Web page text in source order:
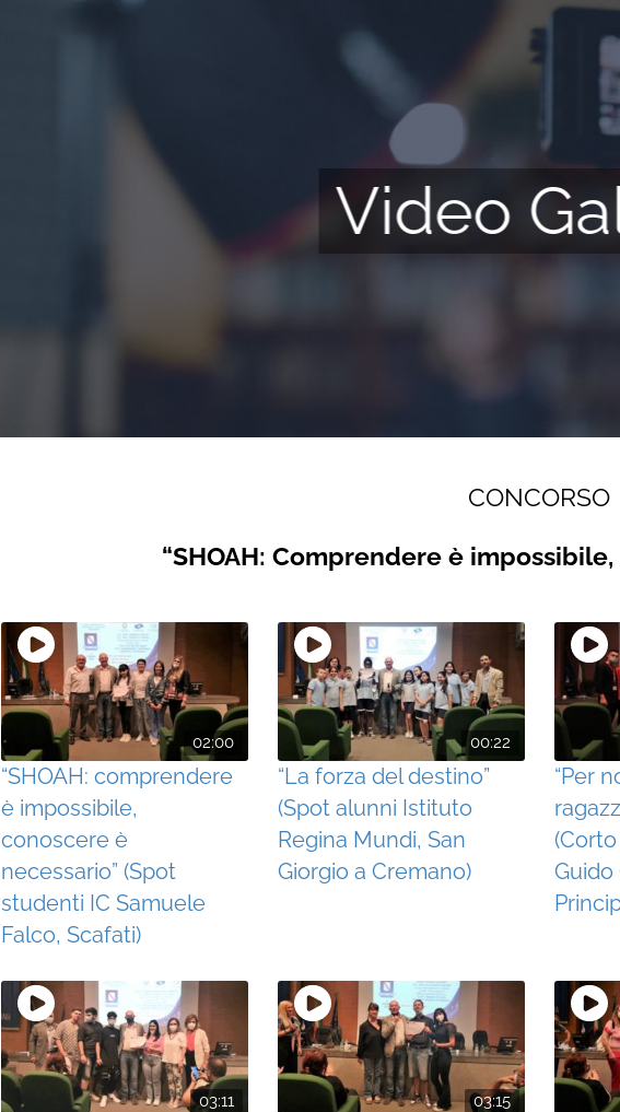
Video
CONCORSO
“SHOAH: Comprendere è
02:00
“SHOAH: comprendere
è impossibile,
conoscere è
necessario” (Spot
studenti IC Samuele
Falco, Scafati)
00:22
“La forza del destino”
(Spot alunni Istituto
Regina Mundi, San
Giorgio a Cremano)
“Per
Guido
03:11 03:15